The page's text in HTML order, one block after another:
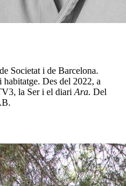
Societat i de Barcelona.
habitatge. Des del 2022, a
la Ser i el diariAra. Del